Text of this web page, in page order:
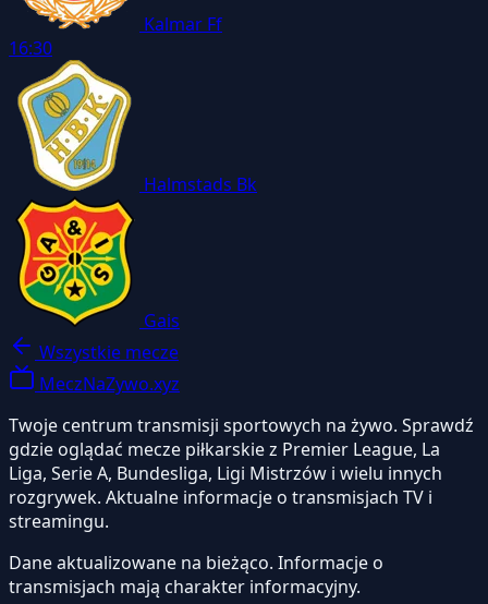
Kalmar Ff
16:30
Halmstads Bk
Gais
Wszystkie mecze
MeczNaZywo.xyz
Twoje centrum transmisji sportowych na żywo. Sprawdź
gdzie oglądać mecze piłkarskie z Premier League, La
Liga, Serie A, Bundesliga, Ligi Mistrzów i wielu innych
rozgrywek. Aktualne informacje o transmisjach TV i
streamingu.
Dane aktualizowane na bieżąco. Informacje o
transmisjach mają charakter informacyjny.